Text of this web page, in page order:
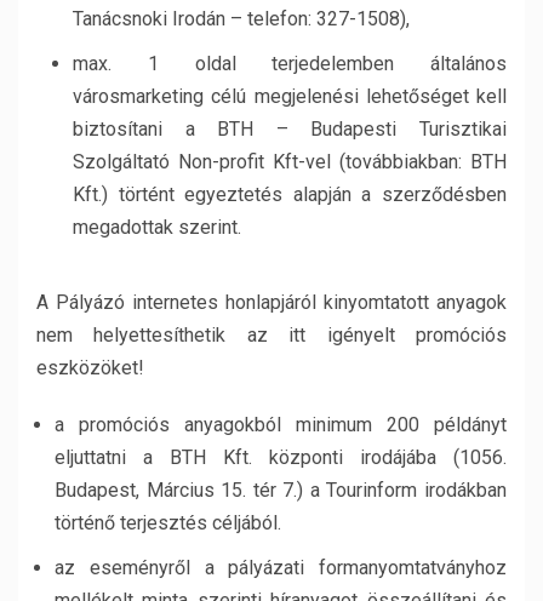
Tanácsnoki Irodán – telefon: 327-1508),
max. 1 oldal terjedelemben általános
városmarketing célú megjelenési lehetőséget kell
biztosítani a BTH – Budapesti Turisztikai
Szolgáltató Non-profit Kft-vel (továbbiakban: BTH
Kft.) történt egyeztetés alapján a szerződésben
megadottak szerint.
A Pályázó internetes honlapjáról kinyomtatott anyagok
nem helyettesíthetik az itt igényelt promóciós
eszközöket!
a promóciós anyagokból minimum 200 példányt
eljuttatni a BTH Kft. központi irodájába (1056.
Budapest, Március 15. tér 7.) a Tourinform irodákban
történő terjesztés céljából.
az eseményről a pályázati formanyomtatványhoz